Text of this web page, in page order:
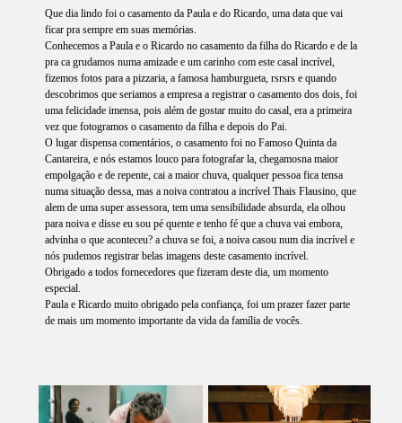
Que dia lindo foi o casamento da Paula e do Ricardo, uma data que vai
ficar pra sempre em suas memórias.
Conhecemos a Paula e o Ricardo no casamento da filha do Ricardo e de la
pra ca grudamos numa amizade e um carinho com este casal incrível,
fizemos fotos para a pizzaria, a famosa hamburgueta, rsrsrs e quando
descobrimos que seriamos a empresa a registrar o casamento dos dois, foi
uma felicidade imensa, pois além de gostar muito do casal, era a primeira
vez que fotogramos o casamento da filha e depois do Pai.
O lugar dispensa comentários, o casamento foi no Famoso Quinta da
Cantareira, e nós estamos louco para fotografar la, chegamosna maior
empolgação e de repente, cai a maior chuva, qualquer pessoa fica tensa
numa situação dessa, mas a noiva contratou a incrível Thais Flausino, que
alem de uma super assessora, tem uma sensibilidade absurda, ela olhou
para noiva e disse eu sou pé quente e tenho fé que a chuva vai embora,
advinha o que aconteceu? a chuva se foi, a noiva casou num dia incrível e
nós pudemos registrar belas imagens deste casamento incrível.
Obrigado a todos fornecedores que fizeram deste dia, um momento
especial.
Paula e Ricardo muito obrigado pela confiança, foi um prazer fazer parte
de mais um momento importante da vida da família de vocês.